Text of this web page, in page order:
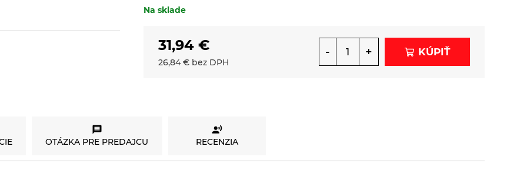
Na sklade
31,94 €
26,84€
- + KÚPIŤ
OTÁZKA PRE PREDAJCU RECENZIA